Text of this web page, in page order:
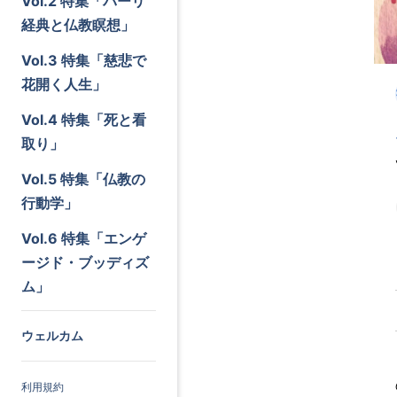
経典と仏教瞑想」
Vol.3 特集「慈悲で
花開く人生」
Vol.4 特集「死と看
取り」
Vol.5 特集「仏教の
行動学」
Vol.6 特集「エンゲ
ージド・ブッディズ
ム」
ウェルカム
利用規約